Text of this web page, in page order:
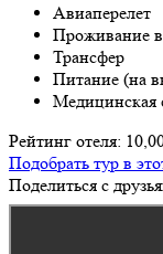
Авиаперелет
Проживание в
Трансфер
Питание (на
Медицинская
Рейтинг отеля:
Подобрать тур в
Поделиться с